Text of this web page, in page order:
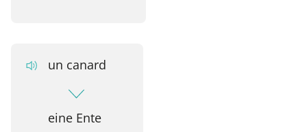
un canard
eine Ente